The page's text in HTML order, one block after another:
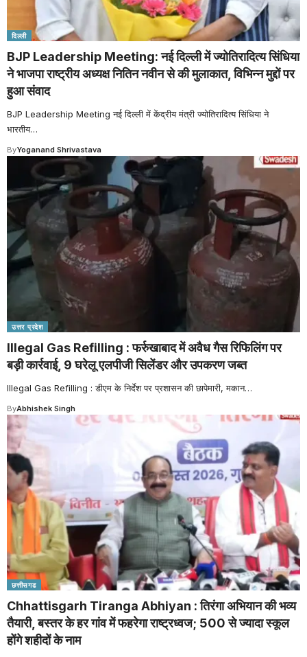
दिल्ली
BJP Leadership Meeting: नई दिल्ली में ज्योतिरादित्य सिंधिया
ने भाजपा राष्ट्रीय अध्यक्ष नितिन नवीन से की मुलाकात, विभिन्न मुद्दों पर
हुआ संवाद
BJP Leadership Meeting नई दिल्ली में केंद्रीय मंत्री ज्योतिरादित्य सिंधिया ने
भारतीय…
ByYoganand Shrivastava
उत्तर प्रदेश
Illegal Gas Refilling : फर्रुखाबाद में अवैध गैस रिफिलिंग पर
बड़ी कार्रवाई, 9 घरेलू एलपीजी सिलेंडर और उपकरण जब्त
Illegal Gas Refilling : डीएम के निर्देश पर प्रशासन की छापेमारी, मकान…
ByAbhishek Singh
छत्तीसगढ
Chhattisgarh Tiranga Abhiyan : तिरंगा अभियान की भव्य
तैयारी, बस्तर के हर गांव में फहरेगा राष्ट्रध्वज; 500 से ज्यादा स्कूल
होंगे शहीदों के नाम